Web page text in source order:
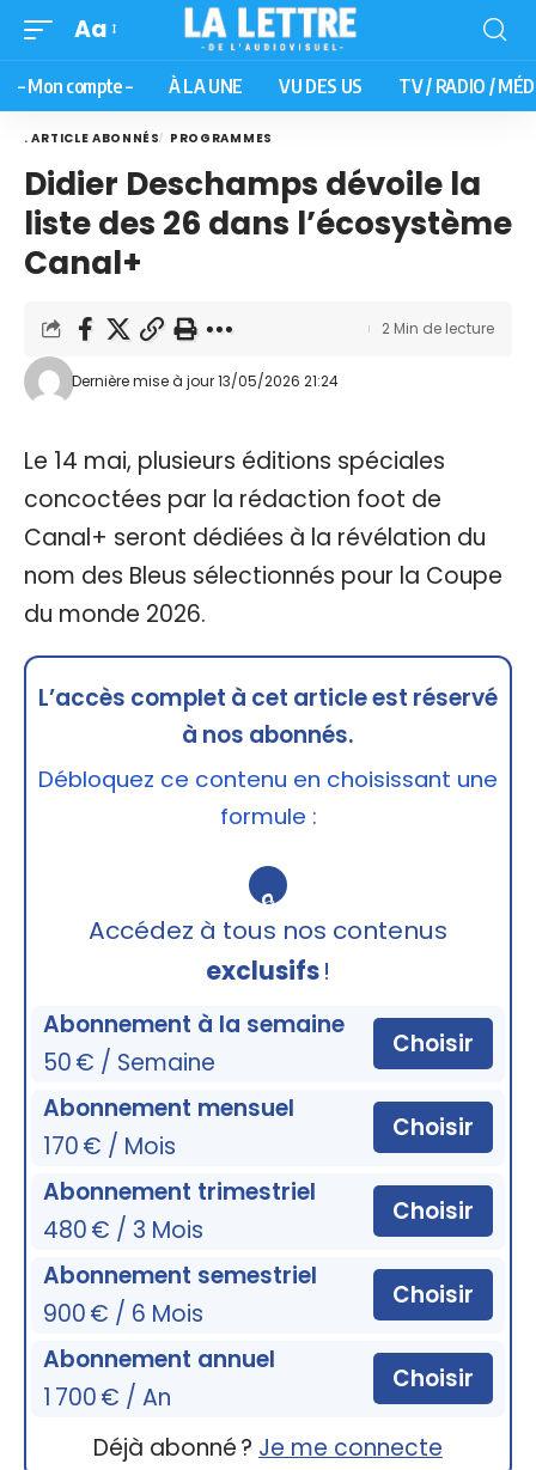
Aa
– Mon compte – À LA UNE VU DES US TV / RADIO /
. ARTICLE ABONNÉS PROGRAMMES
Didier Deschamps dévoile la
liste des 26 dans l’écosystème
Canal+
Dernière mise à jour 13/05/2026 21:24
2 Min de lecture
Le 14 mai, plusieurs éditions spéciales
concoctées par la rédaction foot de
Canal+ seront dédiées à la révélation du
nom des Bleus sélectionnés pour la Coupe
du monde 2026.
L’accès complet à cet article est réservé
à nos abonnés.
Débloquez ce contenu en choisissant une
formule :
🔒
Accédez à tous nos contenus
exclusifs!
Abonnement à la semaine
50 € / Semaine
Choisir
Abonnement mensuel
170 € / Mois
Choisir
Abonnement trimestriel
480 € / 3 Mois
Choisir
Abonnement semestriel
900 € / 6 Mois
Choisir
Abonnement annuel
1 700 € / An
Choisir
Déjà abonné ? Je me connecte